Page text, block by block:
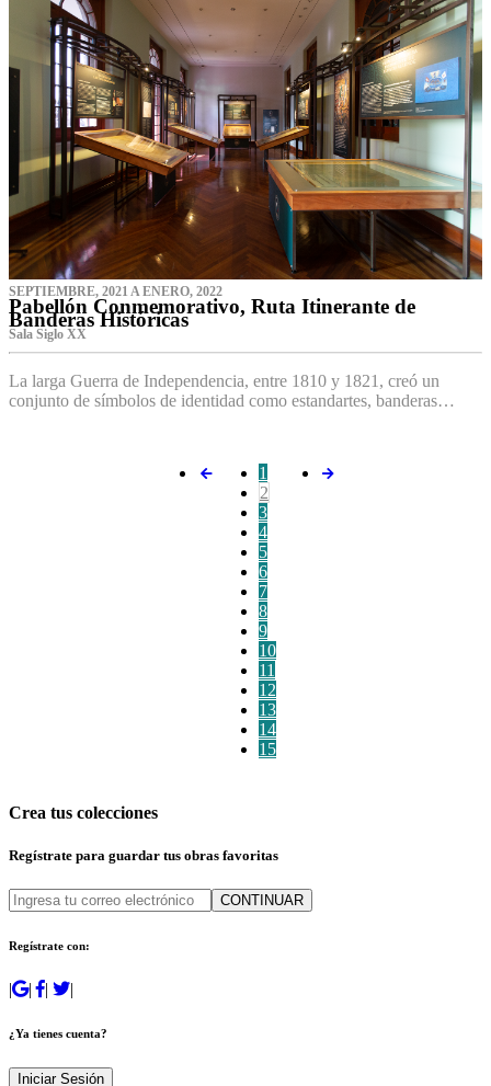
SEPTIEMBRE, 2021 A ENERO, 2022
Pabellón Conmemorativo, Ruta Itinerante de
Banderas Históricas
Sala Siglo XX
La larga Guerra de Independencia, entre 1810 y 1821, creó un
conjunto de símbolos de identidad como estandartes, banderas…
1
2
3
4
5
6
7
8
9
10
11
12
13
14
15
Crea tus colecciones
Regístrate para guardar tus obras favoritas
CONTINUAR
Regístrate con:
| | | |
¿Ya tienes cuenta?
Iniciar Sesión